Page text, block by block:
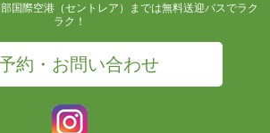
国際空港（セントレア）までは無料送迎バスでラク
ラク！
約・お問い合わせ